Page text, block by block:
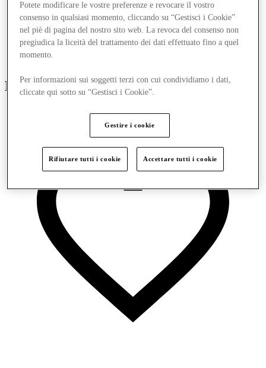
Gift Card
Servizi
Com'è andata la tua giornata?
Altro
No results found
Potete modificare le vostre preferenze e revocare il vostro
consenso in qualsiasi momento, cliccando su “Gestisci i Cookie”
nel piè di pagina del nostro sito web. La revoca del consenso non
pregiudica la liceità del trattamento dei dati effettuato fino a quel
momento.
Per informazioni sui soggetti terzi con cui condividiamo i dati,
cliccate qui sotto su “Gestisci i Cookie”.
Gestire i cookie
Rifiutare tutti i cookie Accettare tutti i cookie